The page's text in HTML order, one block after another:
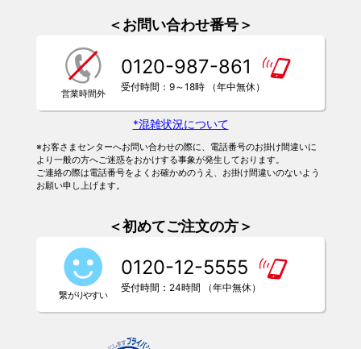
＜お問い合わせ番号＞
0120-987-861
受付時間：9～18時 （年中無休）
*混雑状況について
※お客さまセンターへお問い合わせの際に、電話番号のお掛け間違いに
より一般の方へご迷惑をおかけする事象が発生しております。
ご連絡の際は電話番号をよくお確かめのうえ、お掛け間違いのないよう
お願い申し上げます。
＜初めてご注文の方＞
0120-12-5555
受付時間：24時間 （年中無休）